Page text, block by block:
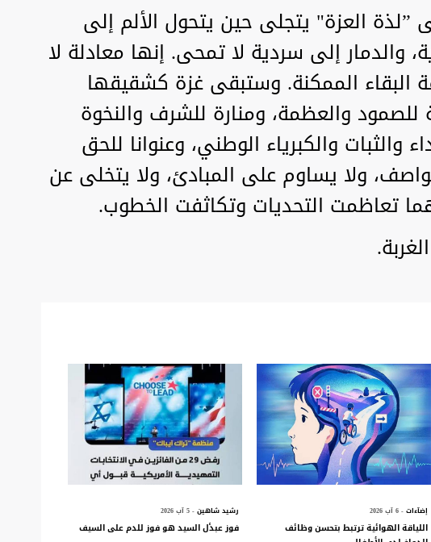
العزة" يتجلى حين يتحول الألم إلى
والدمار إلى سردية لا تمحى. إنها معادلة لا
البقاء الممكنة. وستبقى غزة كشقيقها
للصمود والعظمة، ومنارة للشرف والنخوة
والثبات والكبرياء الوطني، وعنوانا للحق
ولا يساوم على المبادئ، ولا يتخلى عن
تعاظمت التحديات وتكاثفت الخطوب.
إضآءات - 6 آب 2026
اللياقة الهوائية ترتبط بتحسن وظائف
رشيد شاهين- 5 آب 2026
فوز عبدٔل السيد هو فوز للدم على السيف